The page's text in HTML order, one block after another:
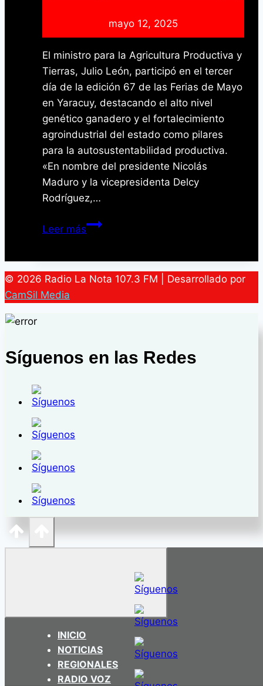
mayo 12, 2025
El ministro para la Agricultura Productiva y
Tierras, Julio León, participó en el tercer
día de la edición 67 de las Ferias de Mayo
en Yaracuy, destacando el alto nivel
genético ganadero y el fortalecimiento
agroindustrial del estado como pilares
para la autosustentabilidad productiva.
«En nombre del presidente Nicolás
Maduro y la vicepresidenta Delcy
Rodríguez,…
Leer másMinistro
potencial
agropecuario
de
de
© 2026 Radio La Nota 107.3 FM | Desarrollado por
CamSil Media
Síguenos en las Redes
INICIO
NOTICIAS
REGIONALES
RADIO VOZ